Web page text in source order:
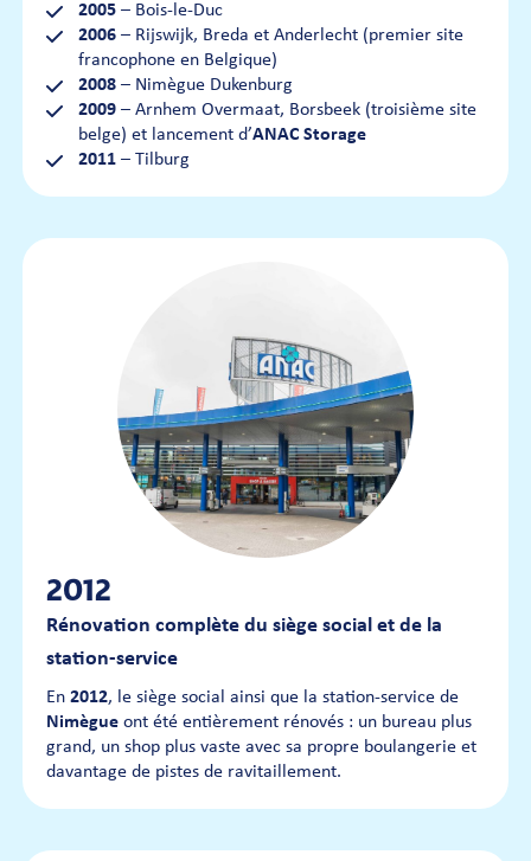
2005 – Bois-le-Duc
2006 – Rijswijk, Breda et Anderlecht (premier site
francophone en Belgique)
2008 – Nimègue Dukenburg
2009 – Arnhem Overmaat, Borsbeek (troisième site
belge) et lancement d’ANAC Storage
2011 – Tilburg
2012
Rénovation complète du siège social et de la
station-service
En 2012, le siège social ainsi que la station-service de
Nimègue ont été entièrement rénovés : un bureau plus
grand, un shop plus vaste avec sa propre boulangerie et
davantage de pistes de ravitaillement.